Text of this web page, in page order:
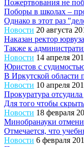
Пожертвования не
Поборы в школах –
Однако в этот раз
Новости 20 августа
Наказан ректор
Также к
Новости 14 апреля
Юристов с
В Иркутской области
Новости 10 апреля
Прокуратура
Для того чтобы
Новости 18 февраля
Минобранауки
Отмечается, что
Новости 6 февраля